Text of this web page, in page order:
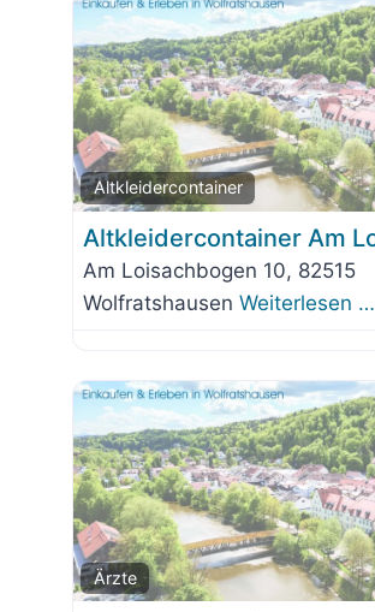
Altkleidercontainer
Am Loisachbogen 10, 82515
Wolfratshausen Weiterlesen …
Ärzte